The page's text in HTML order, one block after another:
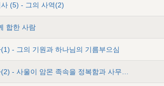
(5) - 그의 사역(2)
합한 사람
- 그의 기원과 하나님의 기름부으심